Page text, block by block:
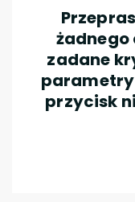
żadnego
zadane
przycisk